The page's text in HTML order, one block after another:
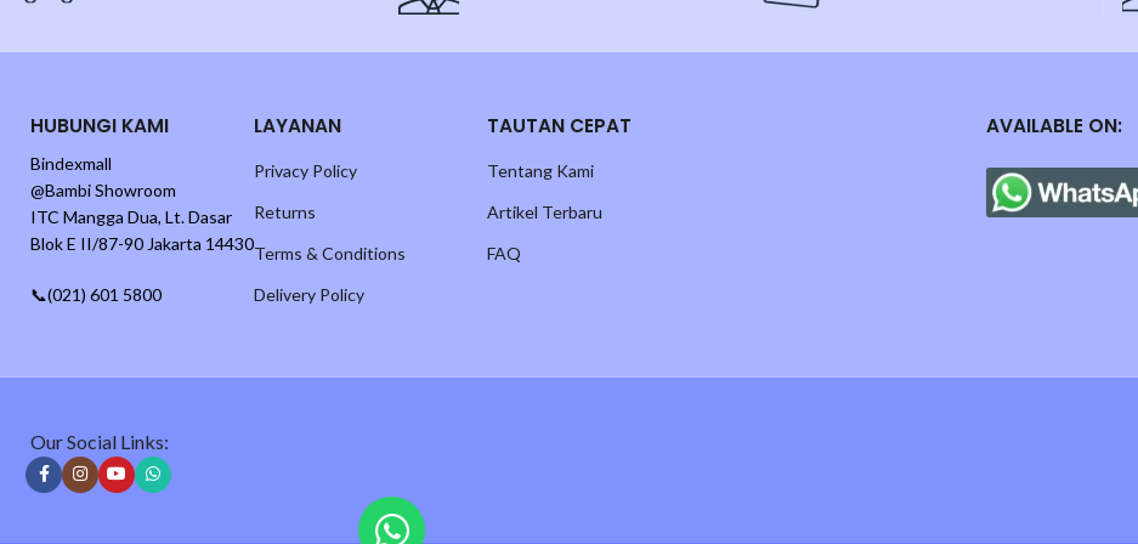
Jangan lewatkan kesempatan punya payung lipat lucu eksklusif ini! Stock terbatas karena edisi kolaborasi. Pesan sekarang dan rasakan sensasi
HUBUNGI KAMI
Bindexmall
@Bambi Showroom
ITC Mangga Dua, Lt. Dasar
Blok E II/87-90 Jakarta 14430
📞(021) 601 5800
LAYANAN
Privacy Policy
Returns
Terms & Conditions
Delivery Policy
TAUTAN CEPAT
Tentang Kami
Artikel Terbaru
FAQ
AVAILABLE ON:
Our Social Links: